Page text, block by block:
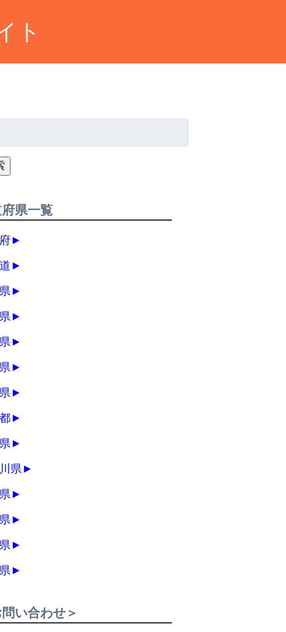
ト
県一覧
►
►
►
►
►
►
►
►
►
県 ►
►
►
►
►
問い合わせ＞